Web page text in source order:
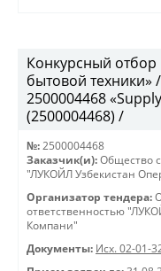
Конкурсный отбор
бытовой
2500004468
(2500004468) /
№: 2500004468
Заказчик(и): Общество
"ЛУКОЙЛ Узбекистан
Организатор тендера:
ответственностью
Компани"
Документы: Исх. 02-01-